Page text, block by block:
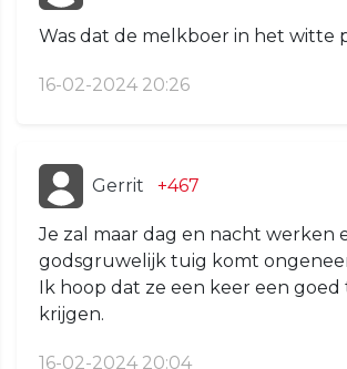
Was dat de melkboer in het witte
16-02-2024 20:26
Gerrit +467
Je zal maar dag en nacht werken
godsgruwelijk tuig komt
Ik hoop dat ze een keer een
krijgen.
16-02-2024 20:04